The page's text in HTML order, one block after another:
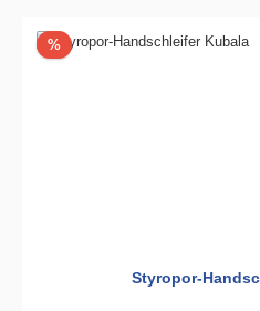
%Rabatt
Styropor-